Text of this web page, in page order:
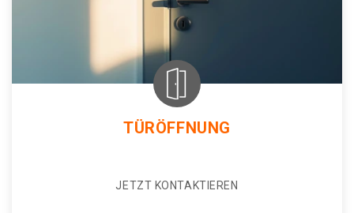
TÜRÖFFNUNG
JETZT KONTAKTIEREN